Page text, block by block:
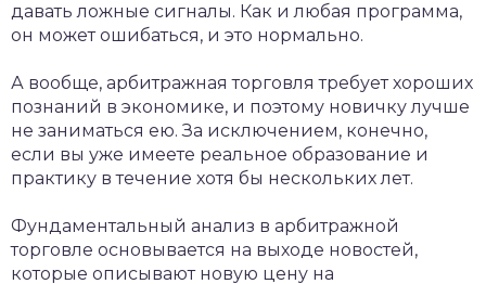
давать ложные сигналы. Как и любая программа,
он может ошибаться, и это нормально.
А вообще, арбитражная торговля требует хороших
познаний в экономике, и поэтому новичку лучше
не заниматься ею. За исключением, конечно,
если вы уже имеете реальное образование и
практику в течение хотя бы нескольких лет.
Фундаментальный анализ в арбитражной
торговле основывается на выходе новостей,
которые описывают новую цену на